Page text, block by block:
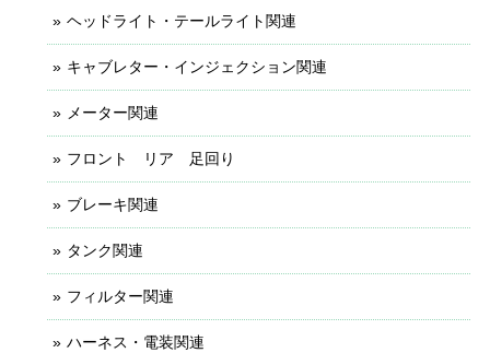
ヘッドライト・テールライト関連
キャブレター・インジェクション関連
メーター関連
フロント リア 足回り
ブレーキ関連
タンク関連
フィルター関連
ハーネス・電装関連